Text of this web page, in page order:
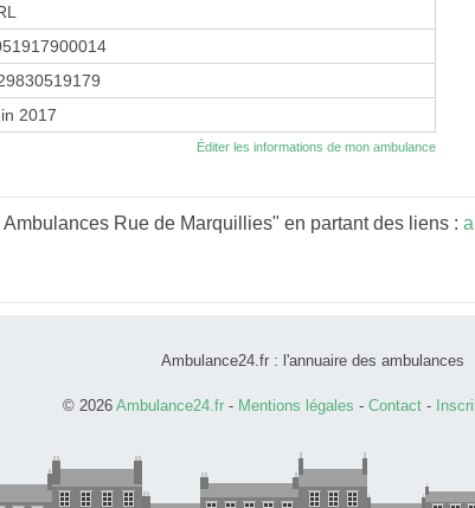
2017
Éditer les informations de mon ambulance
Rue de Marquillies" en partant des liens :
Ambulance24.fr : l'annuaire des ambulances
© 2026 Ambulance24.fr - Mentions légales - Contact -